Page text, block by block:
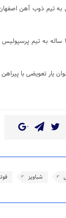
سال ۱۴۰۱ در ۲۵ سالگی با
شباویز